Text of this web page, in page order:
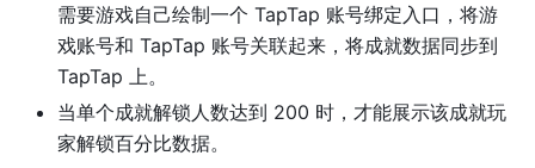
需要游戏自己绘制一个 TapTap 账号绑定入口，将游
戏账号和 TapTap 账号关联起来，将成就数据同步到
TapTap 上。
当单个成就解锁人数达到 200 时，才能展示该成就玩
家解锁百分比数据。